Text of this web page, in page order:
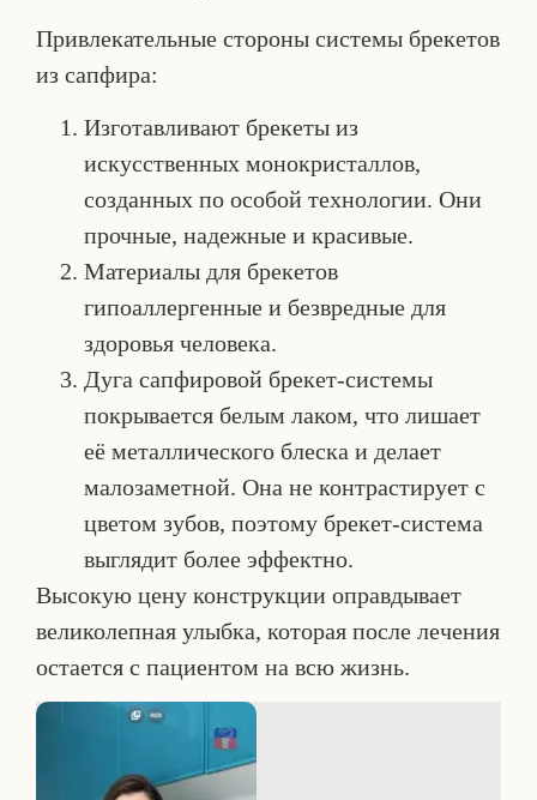
Привлекательные стороны системы брекетов
из сапфира:
Изготавливают брекеты из
искусственных монокристаллов,
созданных по особой технологии. Они
прочные, надежные и красивые.
Материалы для брекетов
гипоаллергенные и безвредные для
здоровья человека.
Дуга сапфировой брекет-системы
покрывается белым лаком, что лишает
её металлического блеска и делает
малозаметной. Она не контрастирует с
цветом зубов, поэтому брекет-система
выглядит более эффектно.
Высокую цену конструкции оправдывает
великолепная улыбка, которая после лечения
остается с пациентом на всю жизнь.